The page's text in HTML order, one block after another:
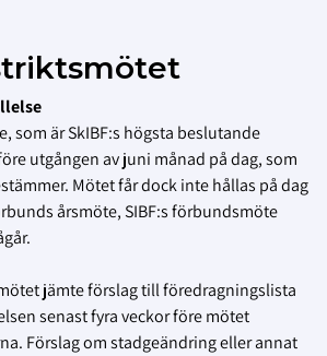
som är SkIBF:s högsta beslutande
utgången avjuni månad på dag, som
Mötet får dock inte hållas på dag
årsmöte, SIBF:s förbundsmöte
jämte förslag till föredragningslista
senast fyra veckor före mötet
Förslag om stadgeändring eller annat